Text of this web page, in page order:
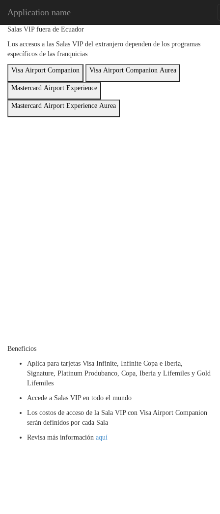
Application name
Salas VIP fuera de Ecuador
Los accesos a las Salas VIP del extranjero dependen de los programas
específicos de las franquicias
Visa Airport Companion Visa Airport Companion Aurea
Mastercard Airport Experience
Mastercard Airport Experience Aurea
Beneficios
Aplica para tarjetas Visa Infinite, Infinite Copa e Iberia,
Signature, Platinum Produbanco, Copa, Iberia y Lifemiles y Gold
Lifemiles
Accede a Salas VIP en todo el mundo
Los costos de acceso de la Sala VIP con Visa Airport Companion
serán definidos por cada Sala
Revisa más información aquí